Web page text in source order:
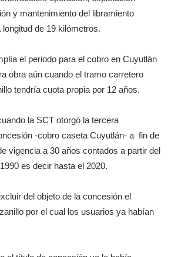
y mantenimiento del libramiento
de 19 kilómetros.
el periodo para el cobro en Cuyutlán
obra aún cuando el tramo carretero
tendría cuota propia por 12 años.
la SCT otorgó la tercera
-cobro caseta Cuyutlán- a fin de
vigencia a 30 años contados a partir del
es decir hasta el 2020.
del objeto de la concesión el
por el cual los usuarios ya habían